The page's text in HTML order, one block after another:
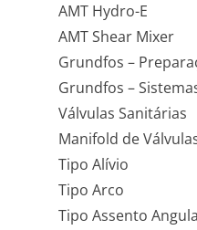
AMT Hydro-E
AMT Shear Mixer
Grundfos –
Grundfos –
Válvulas Sanitárias
Manifold de
Tipo Alívio
Tipo Arco
Tipo Assento